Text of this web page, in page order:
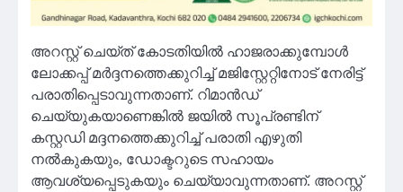
അറസ്റ്റ് ചെയ്ത് കോടതിയിൽ ഹാജരാക്കുമ്പോൾ
ലോക്കപ്പ് മർദ്ദനത്തെക്കുറിച്ച് മജിസ്റ്റേറ്റിനോട് നേരിട്ട്
പരാതിപ്പെടാവുന്നതാണ്. റിമാൻഡ്
ചെയ്യുകയാണെങ്കിൽ ജയിൽ സൂപ്രണ്ടിന്
കസ്റ്റഡി മദ്ദനത്തെക്കുറിച്ച് പരാതി എഴുതി
നൽകുകയും, ഡോക്ടറുടെ സഹായം
ആവശ്യപ്പെടുകയും ചെയ്യാവുന്നതാണ്. അറസ്റ്റ്